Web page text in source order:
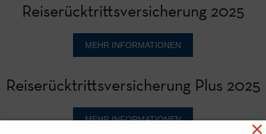
Reiserücktrittsversicherung 2025
MEHR INFORMATIONEN
Reiserücktrittsversicherung Plus 2025
MEHR INFORMATIONEN